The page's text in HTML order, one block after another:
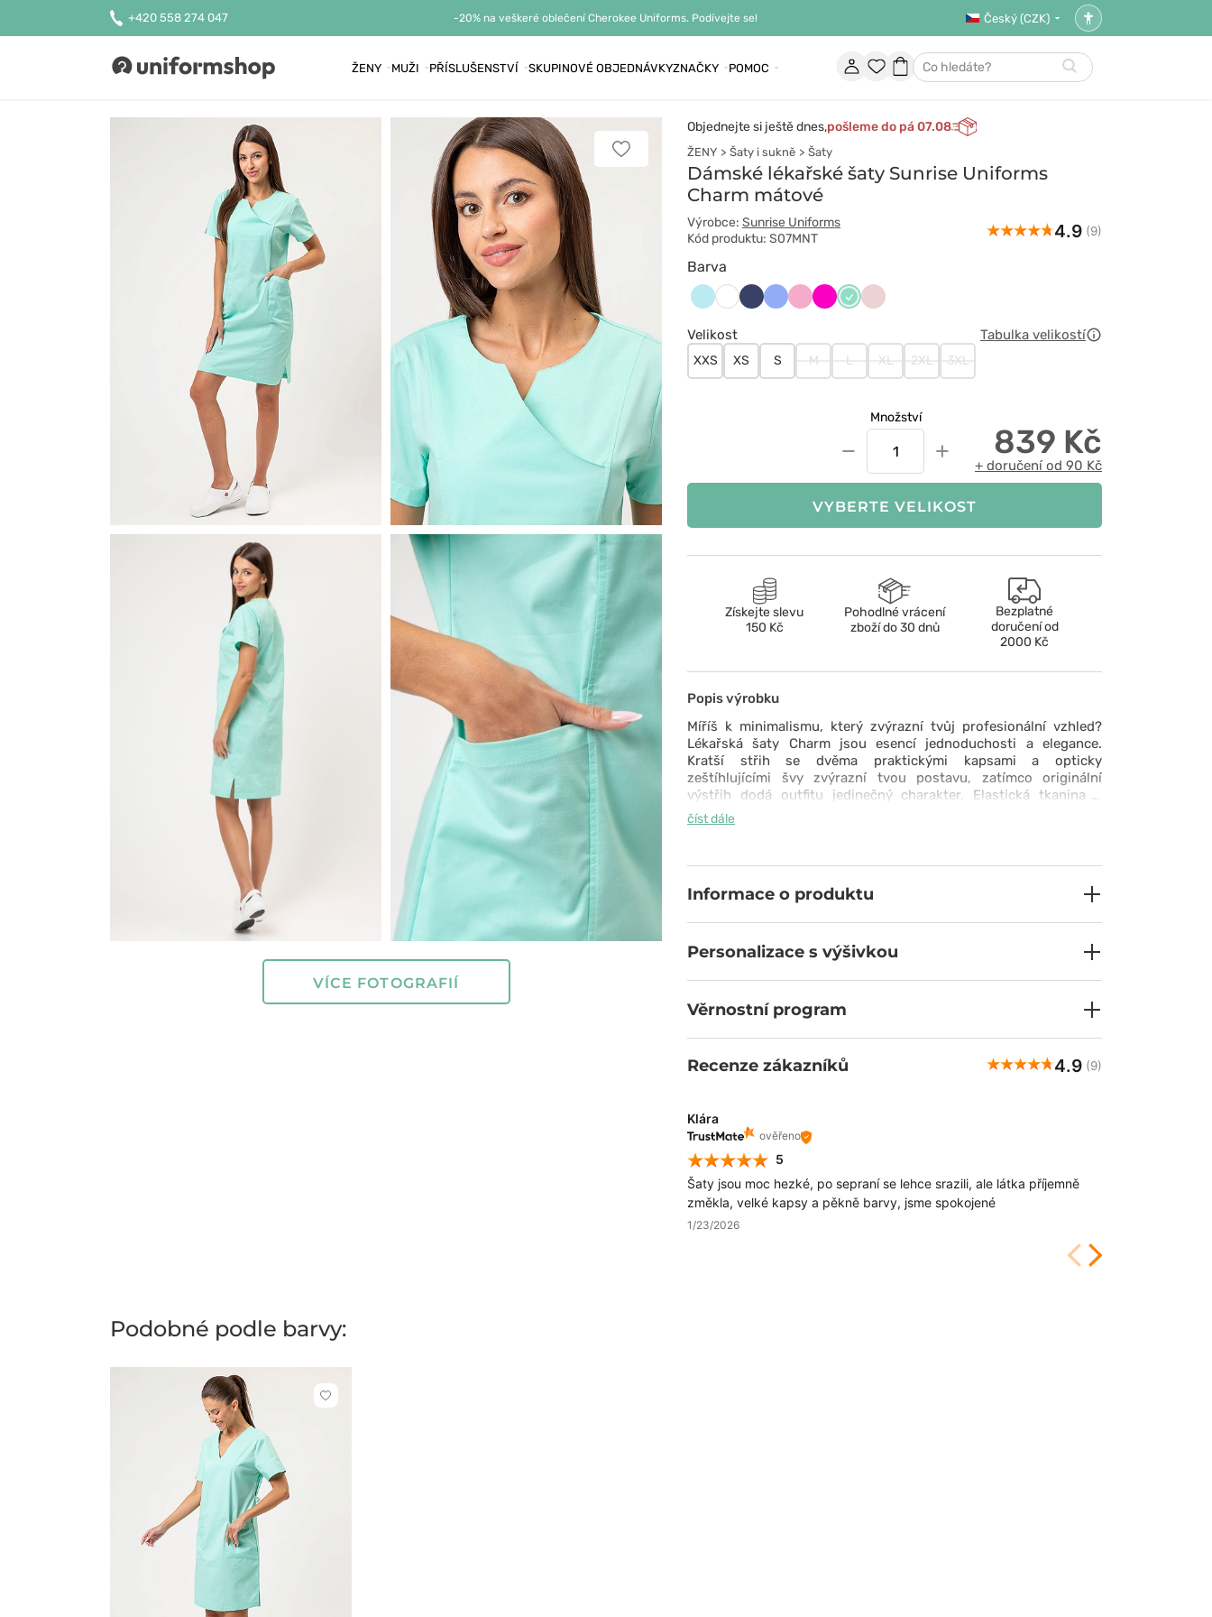
+420 558 274 047 -20% na veškeré oblečení Cherokee Uniforms. Podívejte se! Český (CZK)
Nastavení
přístupnosti
Uniformshop
ŽENY MUŽI PŘÍSLUŠENSTVÍ SKUPINOVÉ OBJEDNÁVKYZNAČKY POMOC ÚčetOblíbené
Nákupní
Hledat
Přidat
VÍCE FOTOGRAFIÍ
Objednejte si ještě dnes,pošleme do pá 07.08
ŽENY Šaty i sukně Šaty
Dámské lékařské šaty Sunrise Uniforms
Charm mátové
Výrobce: Sunrise Uniforms
Kód produktu: S07MNT
4.9 (9)
Barva
Aqua Biały CiemnyKlasyczny
LiliowyMalinowy
MiętowyPastelowy
Velikost Tabulka velikostí
XXS XS S M L XL 2XL 3XL
Množství
− + 839 Kč
+ doručení od 90 Kč
VYBERTE VELIKOST
Získejte slevu
150 Kč
Pohodlné vrácení
zboží do 30 dnů
Bezplatné
doručení od
2000 Kč
Popis výrobku
Míříš k minimalismu, který zvýrazní tvůj profesionální vzhled?
Lékařská šaty Charm jsou esencí jednoduchosti a elegance.
Kratší střih se dvěma praktickými kapsami a opticky
zeštíhlujícími švy zvýrazní tvou postavu, zatímco originální
výstřih dodá outfitu jedinečný charakter. Elastická tkanina s
příměsí spandexu a rozparky ve spodní části zaručují volnost
pohybu. Možnost praní při 60 °C ti umožní udržet šaty v
splňující nejpřísnější standardy – tak důležité ve tvém oboru.
číst dále
Informace o produktu
Personalizace s výšivkou
Věrnostní program
Recenze zákazníků 4.9 (9)
Klára
ověřeno
5
Šaty jsou moc hezké, po sepraní se lehce srazili, ale látka příjemně
změkla, velké kapsy a pěkně barvy, jsme spokojené
1/23/2026
Podobné podle barvy:
Kliknutím